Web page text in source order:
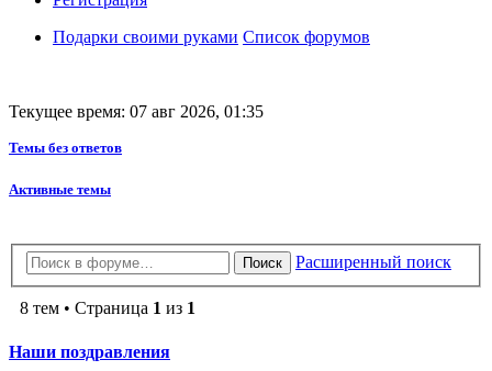
Подарки своими руками Список форумов
Текущее время: 07 авг 2026, 01:35
Темы без ответов
Активные темы
Поиск Расширенный поиск
8 тем • Страница 1 из 1
Наши поздравления